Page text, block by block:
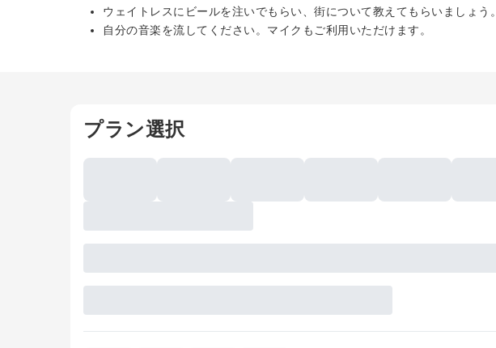
ウェイトレスにビールを注いでもらい、街について教えてもらいましょう。
自分の音楽を流してください。マイクもご利用いただけます。
プラン選択